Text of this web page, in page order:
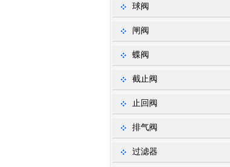
球阀
闸阀
蝶阀
截止阀
止回阀
排气阀
过滤器